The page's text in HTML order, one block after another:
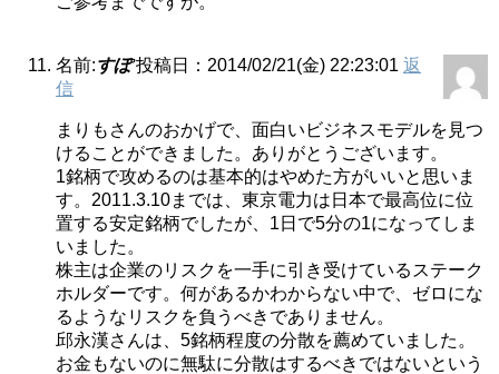
名前:すぽ 投稿日：2014/02/21(金) 22:23:01 返
信
まりもさんのおかげで、面白いビジネスモデルを見つ
けることができました。ありがとうございます。
1銘柄で攻めるのは基本的はやめた方がいいと思いま
す。2011.3.10までは、東京電力は日本で最高位に位
置する安定銘柄でしたが、1日で5分の1になってしま
いました。
株主は企業のリスクを一手に引き受けているステーク
ホルダーです。何があるかわからない中で、ゼロにな
るようなリスクを負うべきでありません。
邱永漢さんは、5銘柄程度の分散を薦めていました。
お金もないのに無駄に分散はするべきではないという